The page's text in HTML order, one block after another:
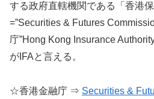
する政府直轄機関である「香港保
=”Securities & Futures
庁”Hong Kong Insurance
がIFAと言える。
☆香港金融庁 ⇒ Securities &